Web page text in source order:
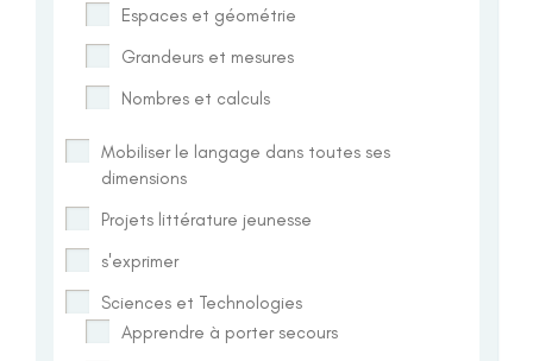
Espaces et géométrie
Grandeurs et mesures
Nombres et calculs
Mobiliser le langage dans toutes ses
dimensions
Projets littérature jeunesse
s'exprimer
Sciences et Technologies
Apprendre à porter secours